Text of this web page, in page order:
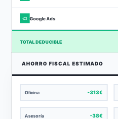
Google Ads
TOTAL DEDUCIBLE
AHORRO FISCAL ESTIMADO
Oficina -313€
Asesoría -38€